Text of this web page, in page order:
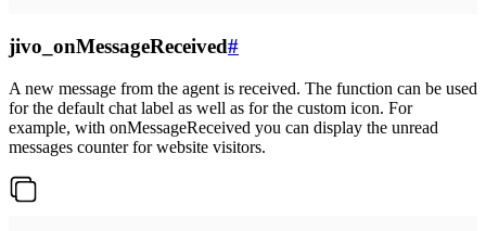
jivo_onMessageReceived#
A new message from the agent is received. The function can be used
for the default chat label as well as for the custom icon. For
example, with onMessageReceived you can display the unread
messages counter for website visitors.